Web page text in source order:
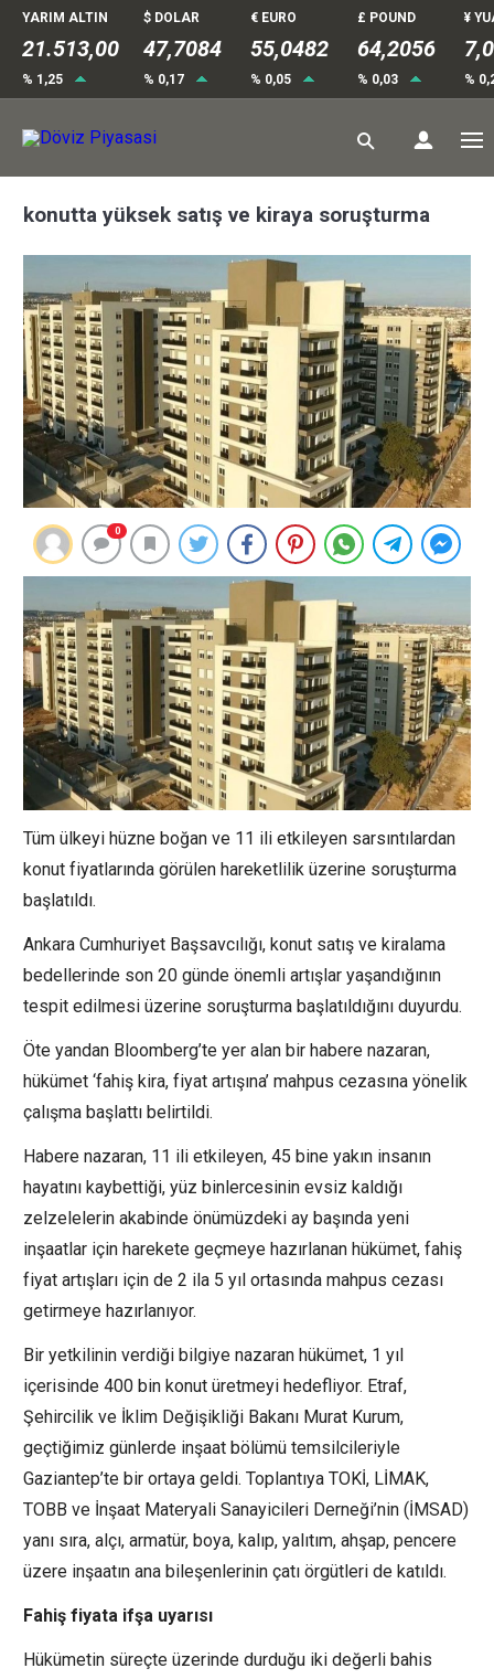
YARIM ALTIN
21.513,00
% 1,25
$ DOLAR
47,7084
% 0,17
€ EURO
55,0482
% 0,05
£ POUND
64,2056
% 0,03
¥
%
konutta yüksek satış ve kiraya soruşturma
0
Tüm ülkeyi hüzne boğan ve 11 ili etkileyen sarsıntılardan
konut fiyatlarında görülen hareketlilik üzerine soruşturma
başlatıldı.
Ankara Cumhuriyet Başsavcılığı, konut satış ve kiralama
bedellerinde son 20 günde önemli artışlar yaşandığının
tespit edilmesi üzerine soruşturma başlatıldığını duyurdu.
Öte yandan Bloomberg’te yer alan bir habere nazaran,
hükümet ‘fahiş kira, fiyat artışına’ mahpus cezasına yönelik
çalışma başlattı belirtildi.
Habere nazaran, 11 ili etkileyen, 45 bine yakın insanın
hayatını kaybettiği, yüz binlercesinin evsiz kaldığı
zelzelelerin akabinde önümüzdeki ay başında yeni
inşaatlar için harekete geçmeye hazırlanan hükümet, fahiş
fiyat artışları için de 2 ila 5 yıl ortasında mahpus cezası
getirmeye hazırlanıyor.
Bir yetkilinin verdiği bilgiye nazaran hükümet, 1 yıl
içerisinde 400 bin konut üretmeyi hedefliyor. Etraf,
Şehircilik ve İklim Değişikliği Bakanı Murat Kurum,
geçtiğimiz günlerde inşaat bölümü temsilcileriyle
Gaziantep’te bir ortaya geldi. Toplantıya TOKİ, LİMAK,
TOBB ve İnşaat Materyali Sanayicileri Derneği’nin (İMSAD)
yanı sıra, alçı, armatür, boya, kalıp, yalıtım, ahşap, pencere
üzere inşaatın ana bileşenlerinin çatı örgütleri de katıldı.
Fahiş fiyata ifşa uyarısı
Hükümetin süreçte üzerinde durduğu iki değerli bahis